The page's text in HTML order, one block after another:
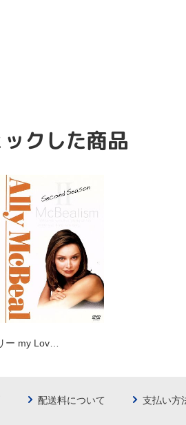
クした商品
ー my Lov…
配送料について 支払い方